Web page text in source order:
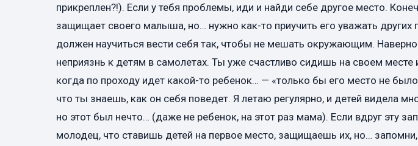
прикреплен?!). Если у тебя проблемы, иди и найди себе другое место.
защищает своего малыша, но… нужно как-то приучить его уважать
должен научиться вести себя так, чтобы не мешать окружающим.
неприязнь к детям в самолетах. Ты уже счастливо сидишь на своем месте
когда по проходу идет какой-то ребенок… — «только бы его место не
что ты знаешь, как он себя поведет. Я летаю регулярно, и детей видела
но этот был нечто… (даже не ребенок, на этот раз мама). Если вдруг эту
молодец, что ставишь детей на первое место, защищаешь их, но…